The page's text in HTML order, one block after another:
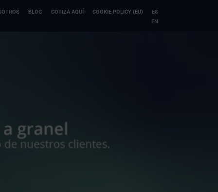
BLOG COTIZA AQUÍ COOKIE POLICY (EU)
ES
EN